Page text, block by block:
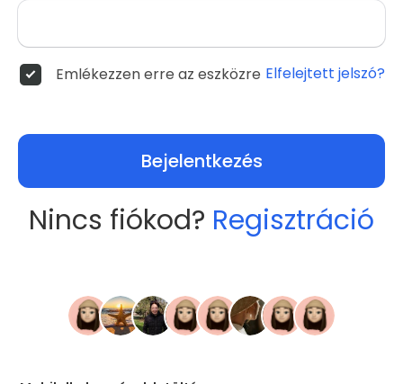
Emlékezzen erre az eszközre Elfelejtett jelszó?
Bejelentkezés
Nincs fiókod? Regisztráció